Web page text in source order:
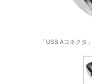
「USB Aコネクタ